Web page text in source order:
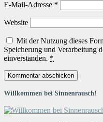
E-Mail-Adresse *
Website
Mit der Nutzung dieses
Speicherung und Verarbeitung
einverstanden. *
Willkommen bei Sinnenrausch!